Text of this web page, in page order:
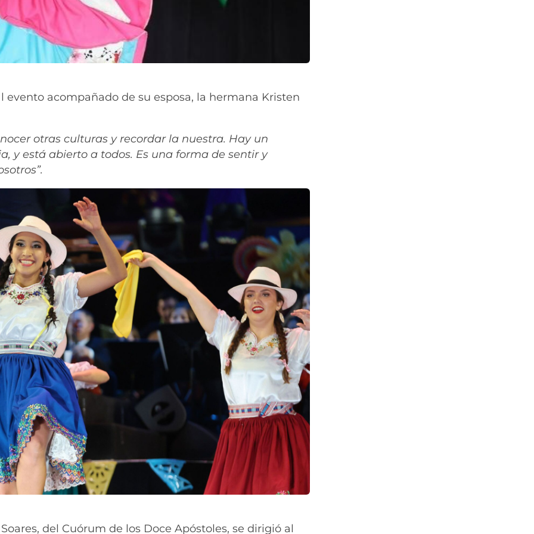
acompañado de su esposa, la hermana Kristen
otras culturas y recordar la nuestra. Hay un
y está abierto a todos. Es una forma de sentir y
del Cuórum de los Doce Apóstoles, se dirigió al